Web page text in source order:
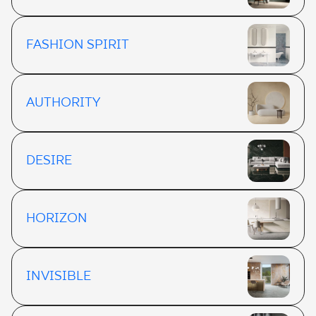
FASHION SPIRIT
AUTHORITY
DESIRE
HORIZON
INVISIBLE